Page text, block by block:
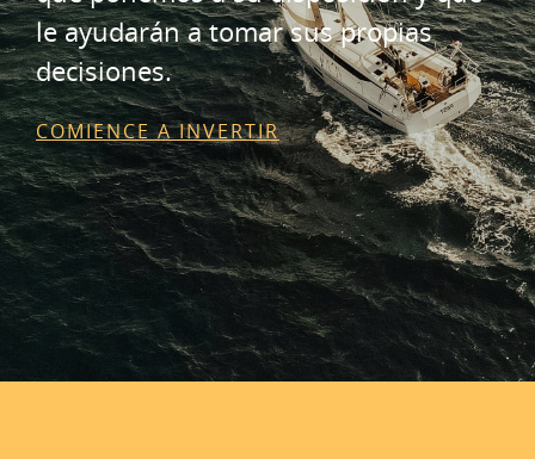
le ayudarán a tomar sus propias
decisiones.
COMIENCE A INVERTIR